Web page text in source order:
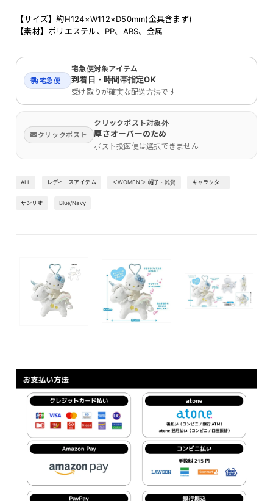
【サイズ】約H124×W112×D50mm(金具含まず)
【素材】ポリエステル、PP、ABS、金属
宅急便
宅急便対象アイテム
到着日・時間帯指定OK
受け取りが確実な配送方法です
クリックポスト
クリックポスト対象外
厚さオーバーのため
ポスト投函便は選択できません
ALL レディースアイテム ＜WOMEN＞ 帽子・雑貨 キャラクター
サンリオ Blue/Navy